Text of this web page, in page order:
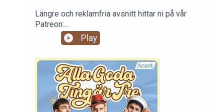
Längre och reklamfria avsnitt hittar ni på vår
Patreon:
https://www.patreon.com/c/randommakingmovie
Play